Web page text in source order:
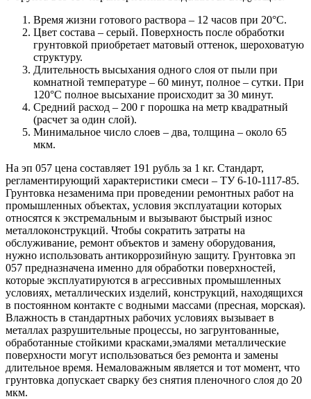
Время жизни готового раствора – 12 часов при 20°С.
Цвет состава – серый. Поверхность после обработки
грунтовкой приобретает матовый оттенок, шероховатую
структуру.
Длительность высыхания одного слоя от пыли при
комнатной температуре – 60 минут, полное – сутки. При
120°С полное высыхание происходит за 30 минут.
Средний расход – 200 г порошка на метр квадратный
(расчет за один слой).
Минимальное число слоев – два, толщина – около 65
мкм.
На эп 057 цена составляет 191 рубль за 1 кг. Стандарт,
регламентирующий характеристики смеси – ТУ 6-10-1117-85.
Грунтовка незаменима при проведении ремонтных работ на
промышленных объектах, условия эксплуатации которых
относятся к экстремальным и вызывают быстрый износ
металлоконструкций. Чтобы сократить затраты на
обслуживание, ремонт объектов и замену оборудования,
нужно использовать антикоррозийную защиту. Грунтовка эп
057 предназначена именно для обработки поверхностей,
которые эксплуатируются в агрессивных промышленных
условиях, металлических изделий, конструкций, находящихся
в постоянном контакте с водными массами (пресная, морская).
Влажность в стандартных рабочих условиях вызывает в
металлах разрушительные процессы, но загрунтованные,
обработанные стойкими красками,эмалями металлические
поверхности могут использоваться без ремонта и замены
длительное время. Немаловажным является и тот момент, что
грунтовка допускает сварку без снятия пленочного слоя до 20
мкм.